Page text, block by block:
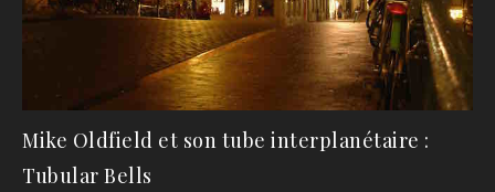
Mike Oldfield et son tube interplanétaire :
Tubular Bells